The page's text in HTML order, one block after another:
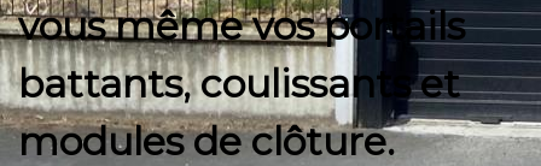
vous même vos portails
battants, coulissants et
modules de clôture.